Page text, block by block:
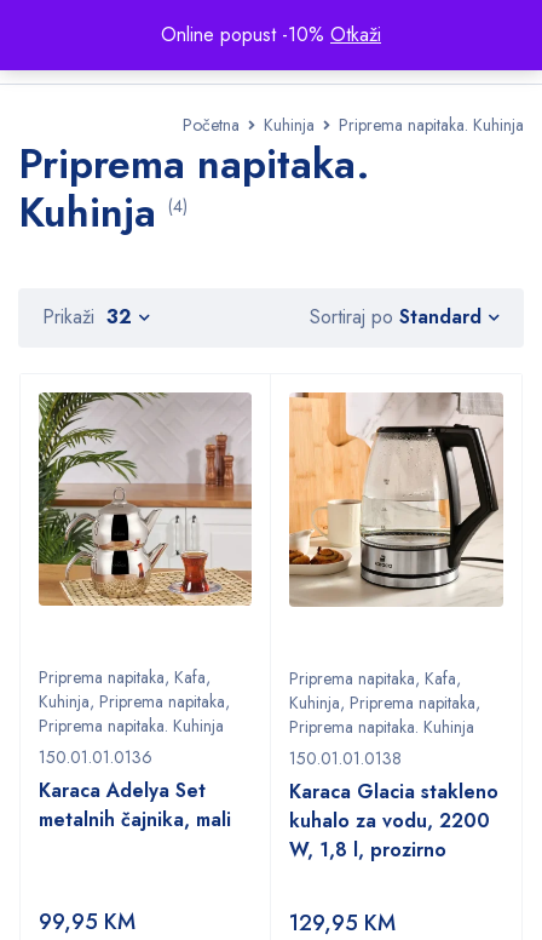
Online popust -10% Otkaži
Početna Kuhinja Priprema napitaka. Kuhinja
Priprema napitaka.
Kuhinja (4)
Sortiraj po Standard
Prikaži 32
Priprema napitaka, Kafa,
Kuhinja, Priprema napitaka,
Priprema napitaka. Kuhinja
150.01.01.0136
Karaca Adelya Set
metalnih čajnika, mali
99,95 KM
Priprema napitaka, Kafa,
Kuhinja, Priprema napitaka,
Priprema napitaka. Kuhinja
150.01.01.0138
Karaca Glacia stakleno
kuhalo za vodu, 2200
W, 1,8 l, prozirno
129,95 KM